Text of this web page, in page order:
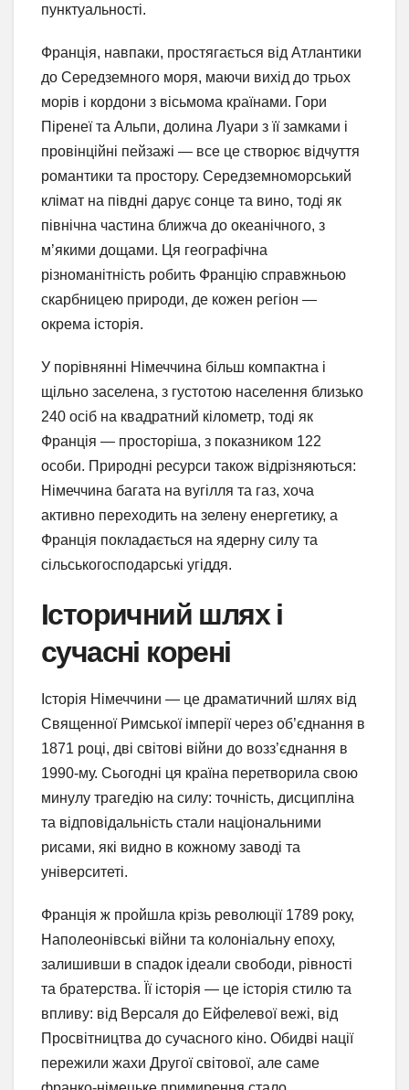
пунктуальності.
Франція, навпаки, простягається від Атлантики
до Середземного моря, маючи вихід до трьох
морів і кордони з вісьмома країнами. Гори
Піренеї та Альпи, долина Луари з її замками і
провінційні пейзажі — все це створює відчуття
романтики та простору. Середземноморський
клімат на півдні дарує сонце та вино, тоді як
північна частина ближча до океанічного, з
м’якими дощами. Ця географічна
різноманітність робить Францію справжньою
скарбницею природи, де кожен регіон —
окрема історія.
У порівнянні Німеччина більш компактна і
щільно заселена, з густотою населення близько
240 осіб на квадратний кілометр, тоді як
Франція — просторіша, з показником 122
особи. Природні ресурси також відрізняються:
Німеччина багата на вугілля та газ, хоча
активно переходить на зелену енергетику, а
Франція покладається на ядерну силу та
сільськогосподарські угіддя.
Історичний шлях і
сучасні корені
Історія Німеччини — це драматичний шлях від
Священної Римської імперії через об’єднання в
1871 році, дві світові війни до возз’єднання в
1990-му. Сьогодні ця країна перетворила свою
минулу трагедію на силу: точність, дисципліна
та відповідальність стали національними
рисами, які видно в кожному заводі та
університеті.
Франція ж пройшла крізь революції 1789 року,
Наполеонівські війни та колоніальну епоху,
залишивши в спадок ідеали свободи, рівності
та братерства. Її історія — це історія стилю та
впливу: від Версаля до Ейфелевої вежі, від
Просвітництва до сучасного кіно. Обидві нації
пережили жахи Другої світової, але саме